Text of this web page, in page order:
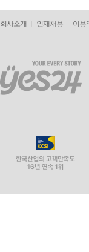
회사소개 인재채용 이용